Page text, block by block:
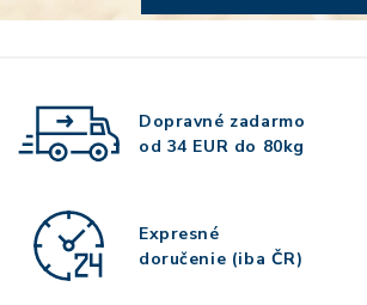
Dopravné zadarmo
od 34 EUR do 80kg
Expresné
doručenie (iba ČR)